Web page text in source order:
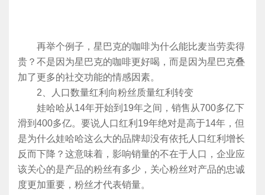
再举个例子，星巴克的咖啡为什么能比麦当劳卖得
贵？不是因为星巴克的咖啡更好喝，而是因为星巴克叠
加了更多的社交功能的情感因素。
2、人口数量红利向粉丝质量红利转变
娃哈哈从14年开始到19年之间，销售从700多亿下
滑到400多亿。要说人口红利19年绝对是高于14年，但
是为什么娃哈哈这么大的品牌却没有依托人口红利增长
反而下降？这意味着，影响销量的不在于人口，企业应
该关心的是产品的粉丝有多少，关心粉丝对产品的忠诚
度更加重要，粉丝才代表销量。